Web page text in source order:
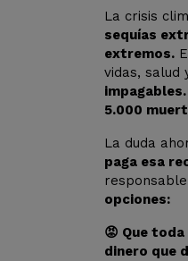
La crisis
sequías
extremos.
vidas, salud
5.000
La duda
paga esa
opciones:
😡 Que
dinero que